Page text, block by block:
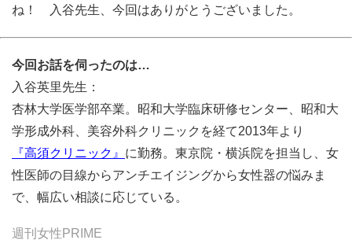
ね！ 入谷先生、今回はありがとうございました。
今回お話を伺ったのは…
入谷英里先生：
杏林大学医学部卒業。昭和大学臨床研修センター、昭和大
学形成外科、美容外科クリニックを経て2013年より
『高須クリニック』 に勤務。東京院・横浜院を担当し、女
性医師の目線からアンチエイジングから女性器の悩みま
で、幅広い相談に応じている。
週刊女性PRIME